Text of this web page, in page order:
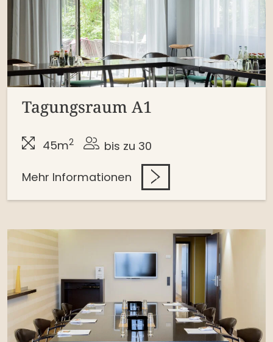
Tagungsraum A1
45m2 bis zu 30
Mehr Informationen